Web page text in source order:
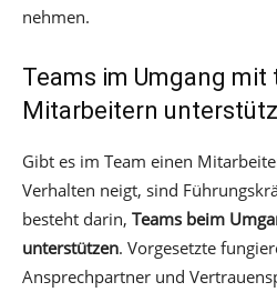
nehmen.
Teams im Umgang mit
Mitarbeitern
Gibt es im Team einen
Verhalten neigt, sind
besteht darin, Teams beim
unterstützen. Vorgesetzte
Ansprechpartner und